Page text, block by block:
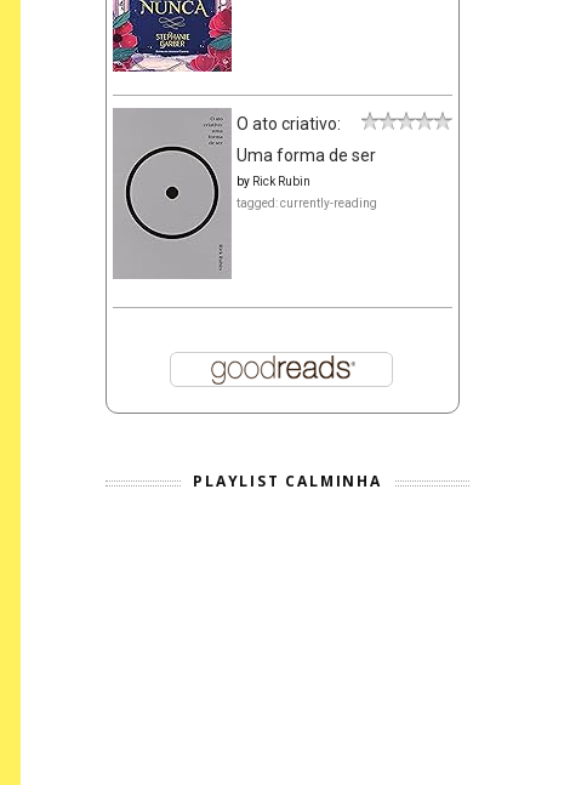
O ato criativo:
Uma forma de ser
by Rick Rubin
tagged: currently-reading
PLAYLIST CALMINHA